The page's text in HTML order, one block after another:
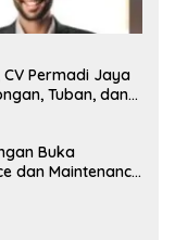
Permadi Jaya
Tuban, dan
Buka
dan Maintenance